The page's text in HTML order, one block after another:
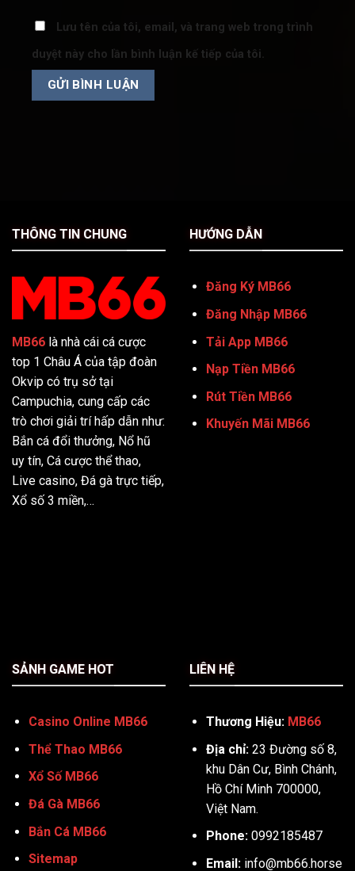
Lưu tên của tôi, email, và trang web trong trình
duyệt này cho lần bình luận kế tiếp của tôi.
THÔNG TIN CHUNG
MB66 là nhà cái cá cược
top 1 Châu Á của tập đoàn
Okvip có trụ sở tại
Campuchia, cung cấp các
trò chơi giải trí hấp dẫn như:
Bắn cá đổi thưởng, Nổ hũ
uy tín, Cá cược thể thao,
Live casino, Đá gà trực tiếp,
Xổ số 3 miền,…
HƯỚNG DẪN
Đăng Ký MB66
Đăng Nhập MB66
Tải App MB66
Nạp Tiền MB66
Rút Tiền MB66
Khuyến Mãi MB66
SẢNH GAME HOT
Casino Online MB66
Thể Thao MB66
Xổ Số MB66
Đá Gà MB66
Bắn Cá MB66
Sitemap
LIÊN HỆ
Thương Hiệu: MB66
Địa chỉ:23 Đường số 8,
khu Dân Cư, Bình Chánh,
Hồ Chí Minh 700000,
Việt Nam.
Phone:0992185487
Email: info@mb66.horse